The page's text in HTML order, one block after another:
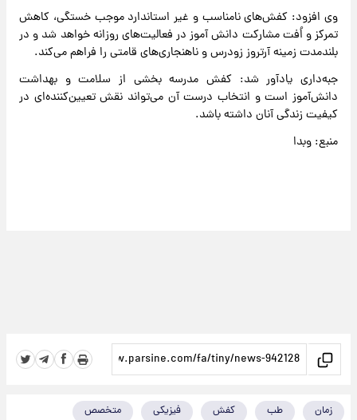
وی افزود: کفش‌های نامناسب و غیر استاندارد موجب خستگی، کاهش
تمرکز و اُفت مشارکت دانش آموز در فعالیت‌های روزانه خواهد شد و در
بلندمدت زمینه آرتروز زودرس و ناهنجاری‌های قامتی را فراهم می‌کند.
جبه‌داری یادآور شد: کفش مدرسه بخشی از سلامت و بهداشت
دانش‌آموز است و انتخاب درست آن می‌تواند نقش تعیین‌کننده‌ای در
کیفیت زندگی آنان داشته باشد.
منبع: وبدا
زمان طب کفش فیزیکی متخصص